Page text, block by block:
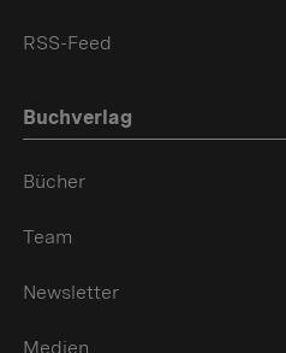
RSS-Feed
Buchverlag
Bücher
Team
Newsletter
Medien